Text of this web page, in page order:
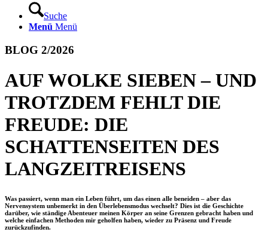
Suche
Menü Menü
BLOG 2/2026
AUF WOLKE SIEBEN – UND
TROTZDEM FEHLT DIE
FREUDE: DIE
SCHATTENSEITEN DES
LANGZEITREISENS
Was passiert, wenn man ein Leben führt, um das einen alle beneiden – aber das
Nervensystem unbemerkt in den Überlebensmodus wechselt? Dies ist die Geschichte
darüber, wie ständige Abenteuer meinen Körper an seine Grenzen gebracht haben und
welche einfachen Methoden mir geholfen haben, wieder zu Präsenz und Freude
zurückzufinden.